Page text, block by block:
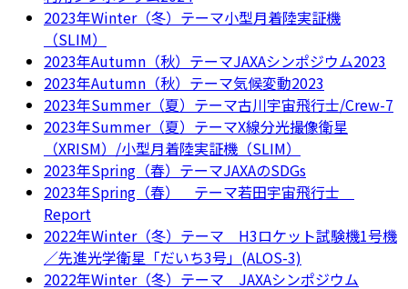
2023年Winter（冬）テーマ小型月着陸実証機
（SLIM）
2023年Autumn（秋）テーマJAXAシンポジウム2023
2023年Autumn（秋）テーマ気候変動2023
2023年Summer（夏）テーマ古川宇宙飛行士/Crew-7
2023年Summer（夏）テーマX線分光撮像衛星
（XRISM）/小型月着陸実証機（SLIM）
2023年Spring（春）テーマJAXAのSDGs
2023年Spring（春） テーマ若田宇宙飛行士
Report
2022年Winter（冬）テーマ H3ロケット試験機1号機
／先進光学衛星「だいち3号」(ALOS-3)
2022年Winter（冬）テーマ JAXAシンポジウム